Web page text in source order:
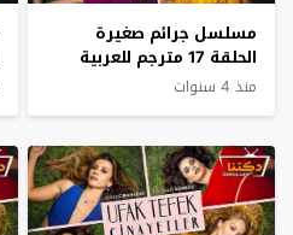
مسلسل جرائم صغيرة
الحلقة 17 مترجم للعربية
منذ 4 سنوات